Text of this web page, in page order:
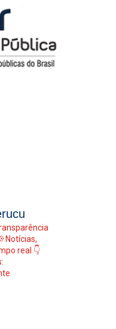
Notícias,
real 👇